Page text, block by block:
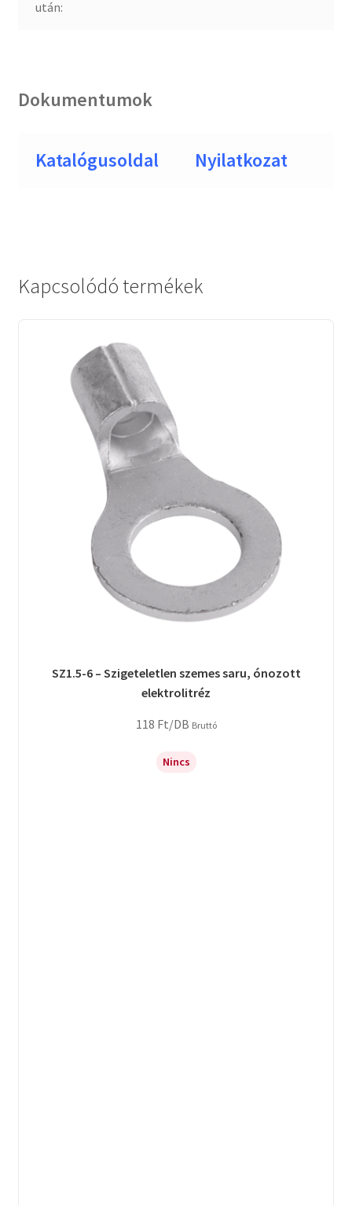
után:
Dokumentumok
Katalógusoldal Nyilatkozat
Kapcsolódó termékek
SZ1.5-6 – Szigeteletlen szemes saru, ónozott
elektrolitréz
118 Ft/DB Bruttó
Nincs